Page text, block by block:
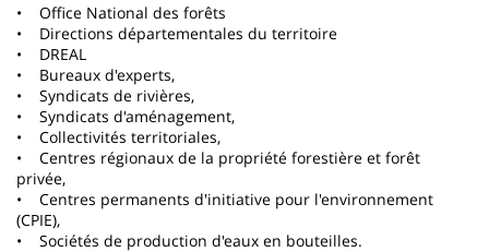
• Office National des forêts
• Directions départementales du territoire
• DREAL
• Bureaux d'experts,
• Syndicats de rivières,
• Syndicats d'aménagement,
• Collectivités territoriales,
• Centres régionaux de la propriété forestière et forêt
privée,
• Centres permanents d'initiative pour l'environnement
(CPIE),
• Sociétés de production d'eaux en bouteilles.